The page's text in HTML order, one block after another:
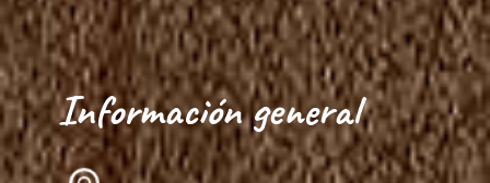
Información general